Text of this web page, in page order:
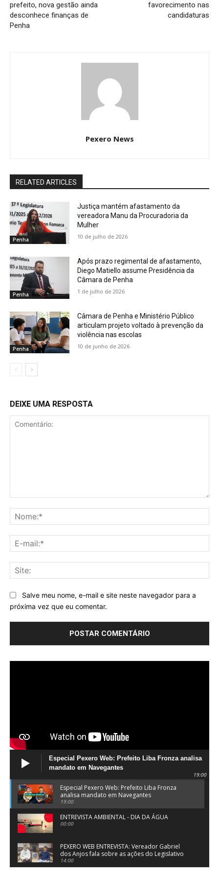
prefeito, nova gestão ainda
desconhece finanças de
Penha
favorecimento nas
candidaturas
Pexero News
RELATED ARTICLES
Penha
Justiça mantém afastamento da
vereadora Manu da Procuradoria da
Mulher
10 de julho de 2026
Penha
Após prazo regimental de afastamento,
Diego Matiello assume Presidência da
Câmara de Penha
1 de julho de 2026
Penha
Câmara de Penha e Ministério Público
articulam projeto voltado à prevenção da
violência nas escolas
10 de junho de 2026
DEIXE UMA RESPOSTA
Salve meu nome, e-mail e site neste navegador para a
próxima vez que eu comentar.
Especial Pexero Web: Prefeito Liba Fronza analisa
mandato em Navegantes
19:00
Especial Pexero Web: Prefeito Liba Fronza
analisa mandato em Navegantes
19:00
ENTREVISTA AMBIENTAL - DIA DA ÁGUA
00:00
PEXERO WEB ENTREVISTA: Vereador Gabriel
dos Anjos fala sobre as ações do Legislativo
de Navegantes
14:00